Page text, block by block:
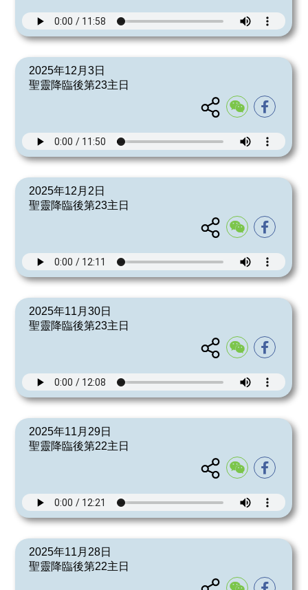
2025年12月3日
聖靈降臨後第23主日
2025年12月2日
聖靈降臨後第23主日
2025年11月30日
聖靈降臨後第23主日
2025年11月29日
聖靈降臨後第22主日
2025年11月28日
聖靈降臨後第22主日